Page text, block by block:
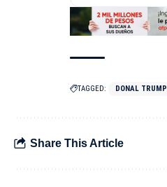
TAGGED: DONAL TRUMP
Share This Article